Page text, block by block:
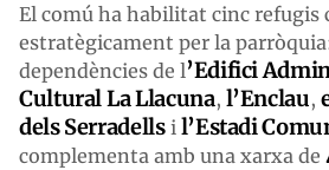
El comú ha habilitat cinc
estratègicament per la
dependències de l’Edifici
CulturalLa Llacuna, l’Enclau,
dels Serradellsi l’Estadi
complementa amb una xarxa de